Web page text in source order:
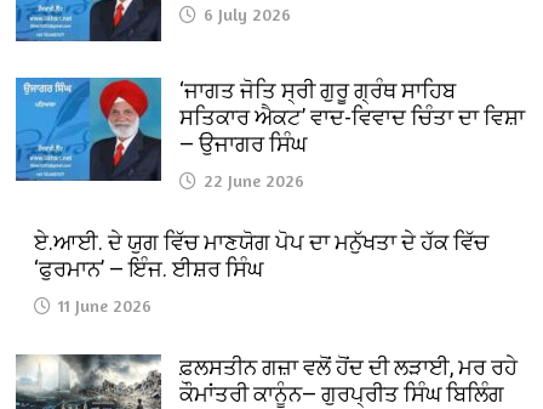
6 July 2026
‘ਜਾਗਤ ਜੋਤਿ ਸ੍ਰੀ ਗੁਰੂ ਗ੍ਰੰਥ ਸਾਹਿਬ
ਸਤਿਕਾਰ ਐਕਟ’ ਵਾਦ-ਵਿਵਾਦ ਚਿੰਤਾ ਦਾ ਵਿਸ਼ਾ
— ਉਜਾਗਰ ਸਿੰਘ
22 June 2026
ਏ.ਆਈ. ਦੇ ਯੁਗ ਵਿੱਚ ਮਾਣਯੋਗ ਪੋਪ ਦਾ ਮਨੁੱਖਤਾ ਦੇ ਹੱਕ ਵਿੱਚ
‘ਫੁਰਮਾਨ’ — ਇੰਜ. ਈਸ਼ਰ ਸਿੰਘ
11 June 2026
ਫ਼ਲਸਤੀਨ ਗਜ਼ਾ ਵਲੋਂ ਹੋਂਦ ਦੀ ਲੜਾਈ, ਮਰ ਰਹੇ
ਕੌਮਾਂਤਰੀ ਕਾਨੂੰਨ— ਗੁਰਪ੍ਰੀਤ ਸਿੰਘ ਬਿਲਿੰਗ